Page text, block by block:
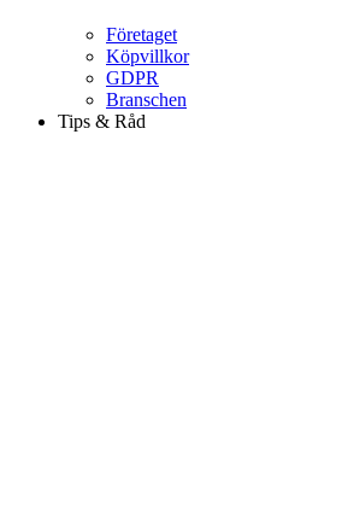
Företaget
Köpvillkor
GDPR
Branschen
Tips & Råd